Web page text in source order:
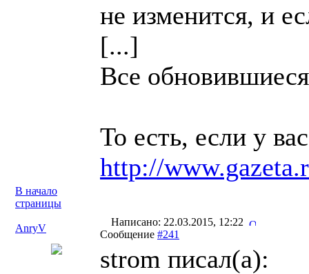
не изменится, и
[...]
Все
То есть, если у
http://
В начало
страницы
AnryV
Написано: 22.03.2015, 12:22
Сообщение #241
strom писал(a):